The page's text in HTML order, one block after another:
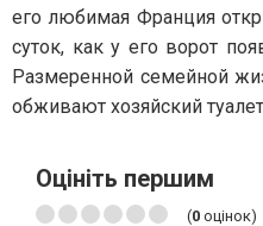
его любимая Франция
суток, как у его ворот
Размеренной семейной
обживают хозяйский
Оцініть першим
(0 оцінок)